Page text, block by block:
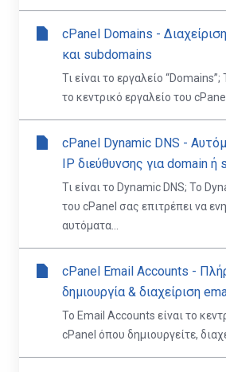
cPanel Domains -
και subdomains
Τι είναι το εργαλείο
το κεντρικό εργαλείο του cPanel
cPanel Dynamic DNS -
IP διεύθυνσης για domain ή
Τι είναι το Dynamic DNS; Το
του cPanel σας επιτρέπει να
αυτόματα...
cPanel Email Accounts -
δημιουργία & διαχείριση
Το Email Accounts είναι το
cPanel όπου δημιουργείτε,